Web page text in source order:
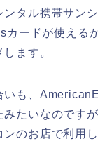
ンタル携帯サン
ードが使える
ます。
いも、
みたいなのです
ンのお店で利用